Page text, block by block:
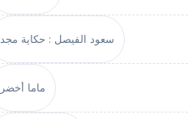
سعود الفيصل : حكاية مجد
ماما أخضر